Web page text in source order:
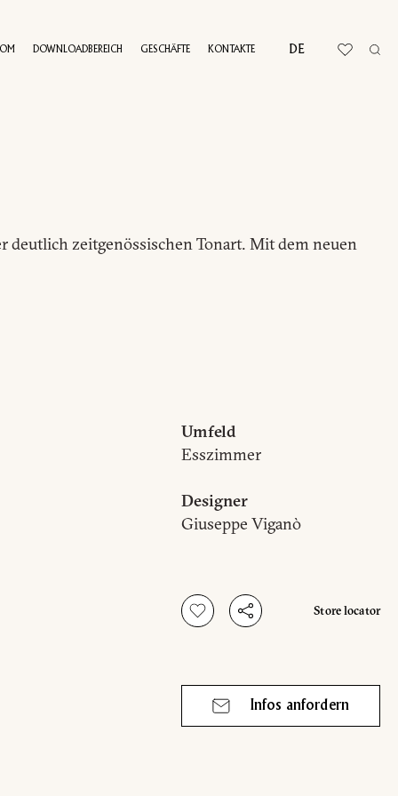
DOWNLOADBEREICH GESCHÄFTE KONTAKTE DE
zeitgenössischen Tonart. Mit dem neuen
Umfeld
Esszimmer
Designer
Giuseppe Viganò
Store locator
Infos anfordern